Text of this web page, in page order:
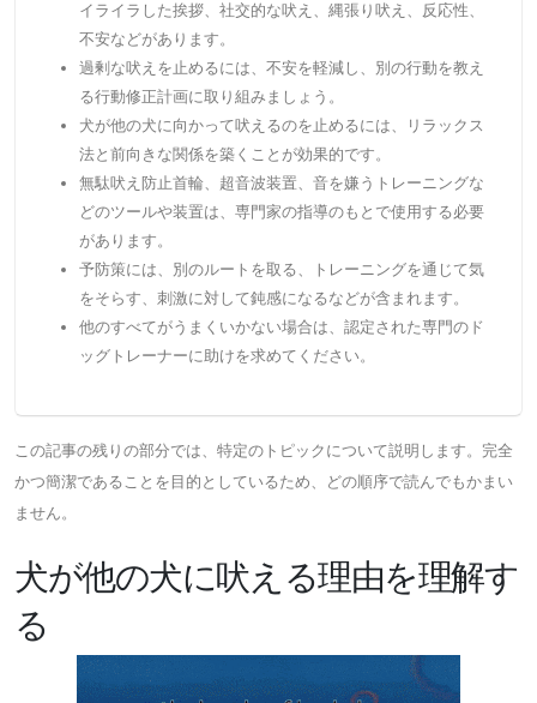
イライラした挨拶、社交的な吠え、縄張り吠え、反応性、
不安などがあります。
過剰な吠えを止めるには、不安を軽減し、別の行動を教え
る行動修正計画に取り組みましょう。
犬が他の犬に向かって吠えるのを止めるには、リラックス
法と前向きな関係を築くことが効果的です。
無駄吠え防止首輪、超音波装置、音を嫌うトレーニングな
どのツールや装置は、専門家の指導のもとで使用する必要
があります。
予防策には、別のルートを取る、トレーニングを通じて気
をそらす、刺激に対して鈍感になるなどが含まれます。
他のすべてがうまくいかない場合は、認定された専門のド
ッグトレーナーに助けを求めてください。
この記事の残りの部分では、特定のトピックについて説明します。完全
かつ簡潔であることを目的としているため、どの順序で読んでもかまい
ません。
犬が他の犬に吠える理由を理解す
る